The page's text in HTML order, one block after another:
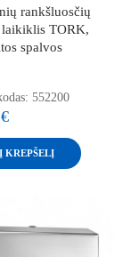
rankšluosčių
laikiklis TORK,
spalvos
552200
Į KREPŠELĮ